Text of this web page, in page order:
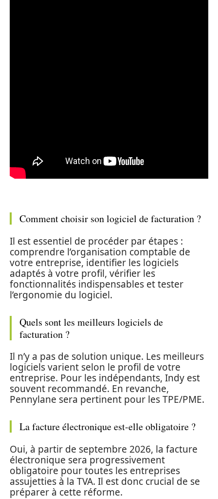
Comment choisir son logiciel de facturation ?
Il est essentiel de procéder par étapes :
comprendre l’organisation comptable de
votre entreprise, identifier les logiciels
adaptés à votre profil, vérifier les
fonctionnalités indispensables et tester
l’ergonomie du logiciel.
Quels sont les meilleurs logiciels de
facturation ?
Il n’y a pas de solution unique. Les meilleurs
logiciels varient selon le profil de votre
entreprise. Pour les indépendants, Indy est
souvent recommandé. En revanche,
Pennylane sera pertinent pour les TPE/PME.
La facture électronique est-elle obligatoire ?
Oui, à partir de septembre 2026, la facture
électronique sera progressivement
obligatoire pour toutes les entreprises
assujetties à la TVA. Il est donc crucial de se
préparer à cette réforme.